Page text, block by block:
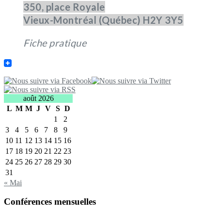
350, place Royale
Vieux-Montréal (Québec) H2Y 3Y5
Fiche pratique
août 2026
L M M J V S D
1
2
3
4 5 6 7 8
9
10 11 12 13 14 15 16
17 18 19 20 21 22 23
24 25 26 27 28 29 30
31
« Mai
Conférences mensuelles